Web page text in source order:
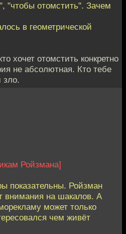
"чтобы отомстить". Зачем
в геометрической
хочет отомстить конкретно
не абсолютная. Кто тебе
зло.
Ройзмана]
показательны. Ройзман
внимания на шакалов. А
может только
чем живёт